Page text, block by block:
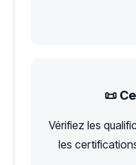
📜
Vérifiez les
les